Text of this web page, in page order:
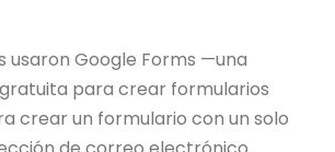
usaron Google Forms —una
para crear formularios
crear un formulario con un solo